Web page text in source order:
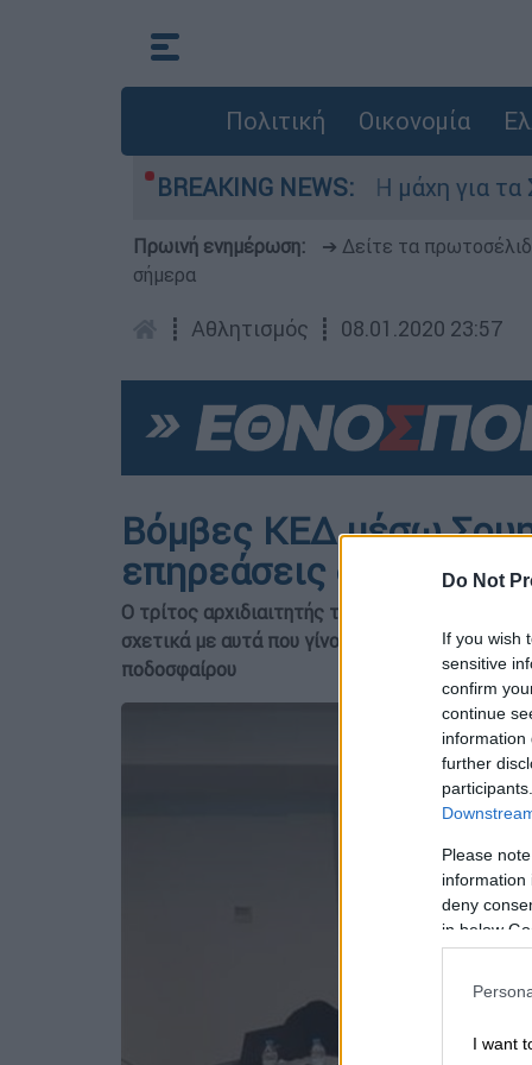
Do Not
If you wish
sensitive
confirm
continue
information
further
Please
information
deny
in below
I want
Πολιτική Οικονομία
BREAKING NEWS:
6 Αυγούστου Η μάχη για τα
Πρωινή ενημέρωση: ➔ Δείτε τα
σήμερα
┋ Αθλητισμός ┋ 08.01.2020 23:57
Βόμβες ΚΕΔ μέσω
επηρεάσεις διαιτητή
Ο τρίτος αρχιδιαιτητής της ΚΕΔ, Λάιφ
σχετικά με αυτά που γίνονταν κάποτε και δεν
ποδοσφαίρου